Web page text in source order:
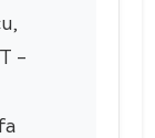
–